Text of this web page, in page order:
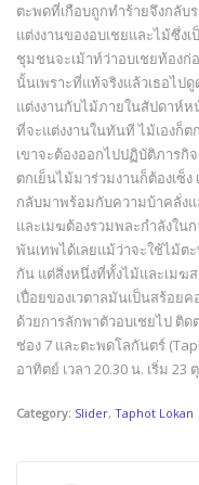
ตะพดที่เกือบถูกทำร้ายจึงกลับ
แต่งงานของอบเชยและไม้ซึ่ง
ชุมชนจะเม้าท์ว่าอบเชยท้อง
นั้นเพราะที่แท้จริงแล้วเธอไป
แต่งงานกับไม้ภายในสัปดาห์ห
ที่จะแต่งงานในทันที ไม้เองก็ต
เขาจะต้องออกไปปฏิบัติภาร
ตกเย็นไม้มาร่วมงานก็ต้องเซ็
กลับมาพร้อมกับความบ้าคลั่งแ
และเมฆต้องรวมพละกำลังใน
พันเทพได้เลยแม้ว่าจะใช้ไม้ต
กัน แต่สิ่งหนึ่งที่ทั้งไม้และเมฆ
เปื่อยของเวตาลมันเป็นสร้อย
ด้วยการลักพาตัวอบเชยไป ติ
ช่อง 7 และตะพดโลกันตร์
อาทิตย์ เวลา 20.30 น. เริ่ม 23
Category: Slider, Taphot Lokan